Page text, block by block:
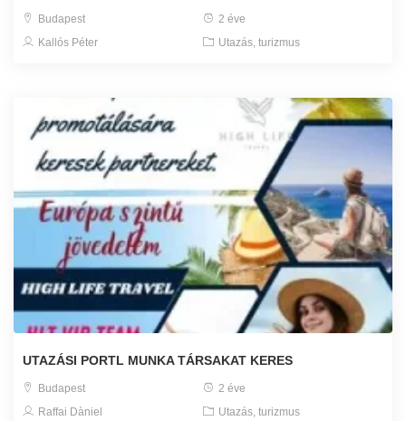
Budapest
2 éve
Kallós Péter
Utazás, turizmus
UTAZÁSI PORTL MUNKA TÁRSAKAT KERES
Budapest
2 éve
Raffai Dàniel
Utazás, turizmus